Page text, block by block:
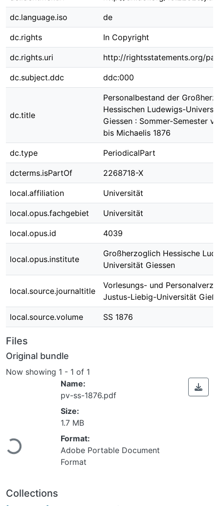
dc.language.iso de
dc.rights In Copyright
dc.rights.uri http://rightsstatements.org/
dc.subject.ddc ddc:000
dc.title
Personalbestand der
Hessischen Ludewigs-
Giessen : Sommer-Semester
bis Michaelis 1876
dc.type PeriodicalPart
dcterms.isPartOf 2268718-X
local.affiliation Universität
local.opus.fachgebiet Universität
local.opus.id 4039
local.opus.institute
Großherzoglich Hessische
Universität Giessen
local.source.journaltitle
Vorlesungs- und
Justus-Liebig-Universität
local.source.volume SS 1876
Files
Original bundle
Now showing 1 - 1 of 1
Loading...
Name:
pv-ss-1876.pdf
Size:
1.7 MB
Format:
Adobe Portable Document
Format
Collections